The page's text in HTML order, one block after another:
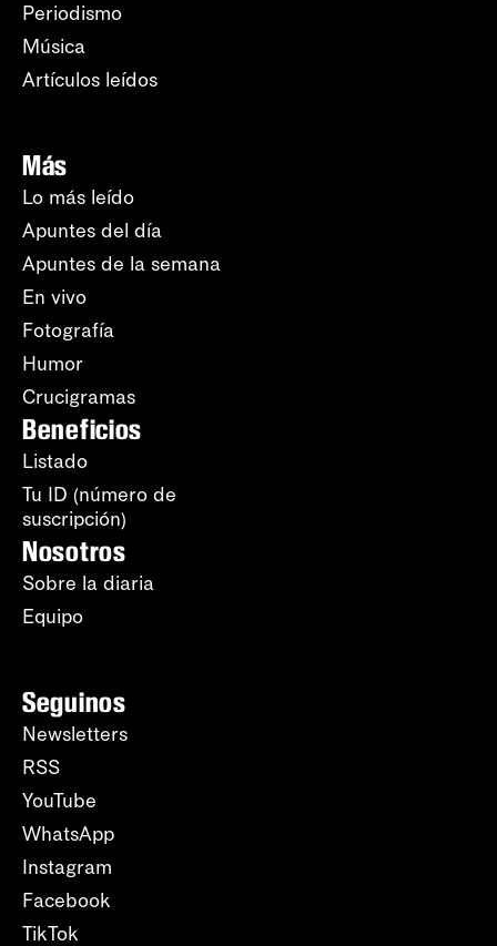
Periodismo
Música
Artículos leídos
Más
Lo más leído
Apuntes del día
Apuntes de la semana
En vivo
Fotografía
Humor
Crucigramas
Beneficios
Listado
Tu ID (número de
suscripción)
Nosotros
Sobre la diaria
Equipo
Seguinos
Newsletters
RSS
YouTube
WhatsApp
Instagram
Facebook
TikTok